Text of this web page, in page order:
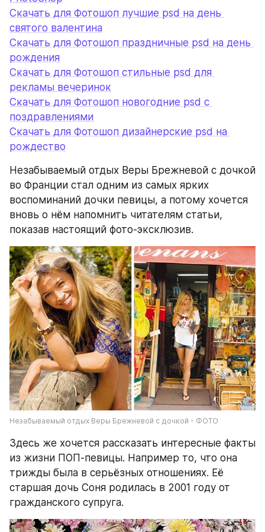
Скачать для Фотошоп лучшие psd на день
святого валентина
Скачать для Фотошоп праздничные psd на день
рождения
Скачать для Фотошоп стильные psd для
рекламы вечеринок
Скачать для Фотошоп новогодние psd с
поздравлениями
Скачать для Фотошоп дизайнерские psd на
рождество
Незабываемый отдых Веры Брежневой с дочкой
во Франции стал одним из самых ярких
воспоминаний дочки певицы, а потому хочется
вновь о нём напомнить читателям статьи,
показав настоящий фото-эксклюзив.
Незабываемый отдых Веры Брежневой с дочкой - ФОТО
Здесь же хочется рассказать интересные факты
из жизни ПОП-певицы. Например то, что она
трижды была в серьёзных отношениях. Её
старшая дочь Соня родилась в 2001 году от
гражданского супруга.